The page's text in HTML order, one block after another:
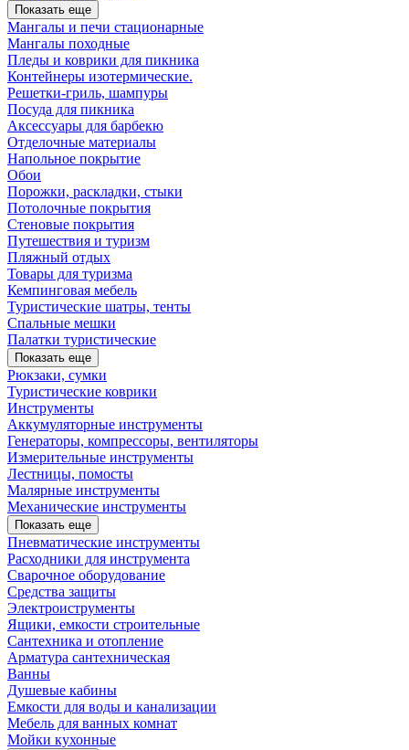
Показать еще
Мангалы и печи стационарные
Мангалы походные
Пледы и коврики для пикника
Контейнеры изотермические.
Решетки-гриль, шампуры
Посуда для пикника
Аксессуары для барбекю
Отделочные материалы
Напольное покрытие
Обои
Порожки, раскладки, стыки
Потолочные покрытия
Стеновые покрытия
Путешествия и туризм
Пляжный отдых
Товары для туризма
Кемпинговая мебель
Туристические шатры, тенты
Спальные мешки
Палатки туристические
Показать еще
Рюкзаки, сумки
Туристические коврики
Инструменты
Аккумуляторные инструменты
Генераторы, компрессоры, вентиляторы
Измерительные инструменты
Лестницы, помосты
Малярные инструменты
Механические инструменты
Показать еще
Пневматические инструменты
Расходники для инструмента
Сварочное оборудование
Средства защиты
Электроиструменты
Ящики, емкости строительные
Сантехника и отопление
Арматура сантехническая
Ванны
Душевые кабины
Емкости для воды и канализации
Мебель для ванных комнат
Мойки кухонные